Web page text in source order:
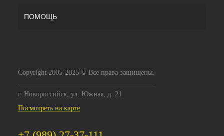
ПОМОЩЬ
Copyright 2005-2025 © Все права защищены.
г. Новороссийск, ул. Южная, д. 21
Посмотреть на карте